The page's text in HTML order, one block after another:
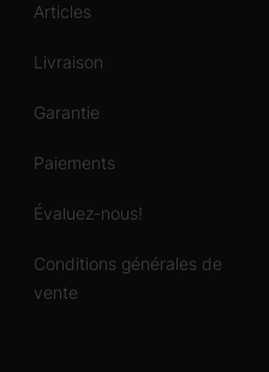
Articles
Livraison
Garantie
Paiements
Évaluez-nous!
Conditions générales de
vente